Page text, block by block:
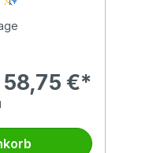
58,75 €*